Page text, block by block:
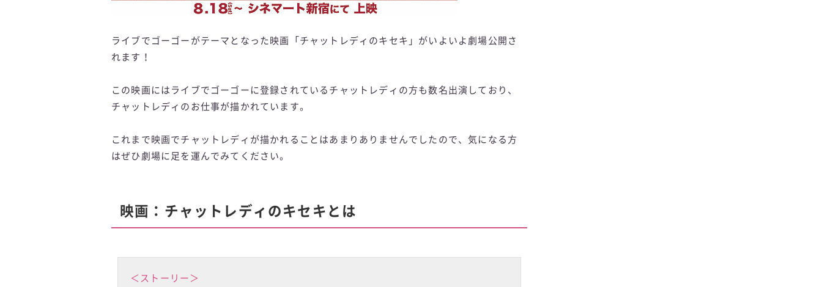
ライブでゴーゴー がテーマとなった映画「チャットレディのキセキ」がいよいよ劇場公開さ
れます！
この映画にはライブでゴーゴーに登録されているチャットレディの方も数名出演しており、
チャットレディのお仕事が描かれています。
これまで映画でチャットレディが描かれることはあまりありませんでしたので、気になる方
はぜひ劇場に足を運んでみてください。
映画：チャットレディのキセキとは
＜ストーリー＞